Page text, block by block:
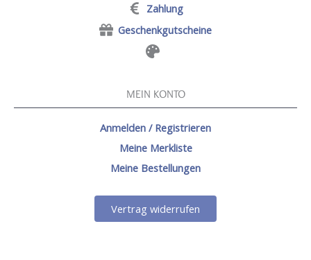
Zahlung
Geschenkgutscheine
MEIN KONTO
Anmelden / Registrieren
Meine Merkliste
Meine Bestellungen
Vertrag widerrufen